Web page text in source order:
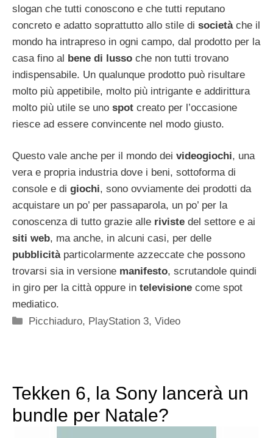
slogan che tutti conoscono e che tutti reputano
concreto e adatto soprattutto allo stile di società che il
mondo ha intrapreso in ogni campo, dal prodotto per la
casa fino al bene di lusso che non tutti trovano
indispensabile. Un qualunque prodotto può risultare
molto più appetibile, molto più intrigante e addirittura
molto più utile se uno spot creato per l’occasione
riesce ad essere convincente nel modo giusto.
Questo vale anche per il mondo dei videogiochi, una
vera e propria industria dove i beni, sottoforma di
console e di giochi, sono ovviamente dei prodotti da
acquistare un po’ per passaparola, un po’ per la
conoscenza di tutto grazie alle riviste del settore e ai
siti web, ma anche, in alcuni casi, per delle
pubblicità particolarmente azzeccate che possono
trovarsi sia in versione manifesto, scrutandole quindi
in giro per la città oppure in televisione come spot
mediatico.
Categorie
Picchiaduro, PlayStation 3,Video
Tekken 6, la Sony lancerà un
bundle per Natale?